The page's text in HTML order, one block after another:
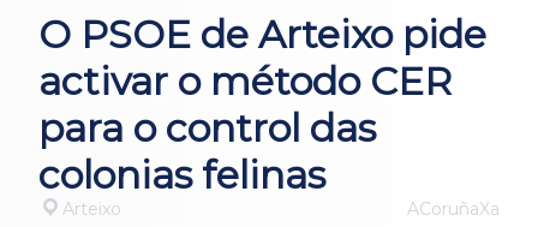
O PSOE de Arteixo pide
activar o método CER
para o control das
colonias felinas
Arteixo ACoruñaXa